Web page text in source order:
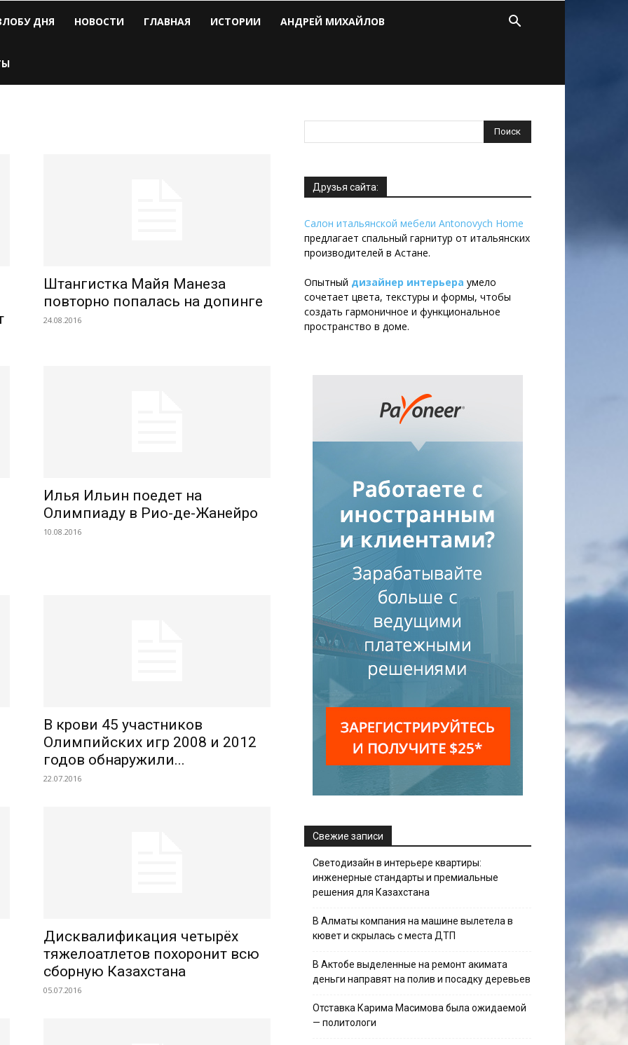
ДНЯ НОВОСТИ ГЛАВНАЯ ИСТОРИИ АНДРЕЙ МИХАЙЛОВ
Штангистка Майя Манеза
повторно попалась на допинге
24.08.2016
Илья Ильин поедет на
Олимпиаду в Рио-де-Жанейро
10.08.2016
В крови 45 участников
Олимпийских игр 2008 и 2012
годов обнаружили...
22.07.2016
Дисквалификация четырёх
тяжелоатлетов похоронит всю
сборную Казахстана
05.07.2016
Друзья сайта:
Салон итальянской мебели Antonovych Home
предлагает спальный гарнитур от итальянских
производителей в Астане.
Опытный дизайнер интерьера умело
сочетает цвета, текстуры и формы, чтобы
создать гармоничное и функциональное
пространство в доме.
Свежие записи
Светодизайн в интерьере квартиры:
инженерные стандарты и премиальные
решения для Казахстана
В Алматы компания на машине вылетела в
кювет и скрылась с места ДТП
В Актобе выделенные на ремонт акимата
деньги направят на полив и посадку деревьев
Отставка Карима Масимова была ожидаемой
— политологи